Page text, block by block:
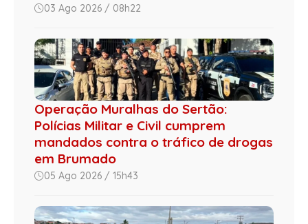
03 Ago 2026 / 08h22
Operação Muralhas do Sertão:
Polícias Militar e Civil cumprem
mandados contra o tráfico de drogas
em Brumado
05 Ago 2026 / 15h43